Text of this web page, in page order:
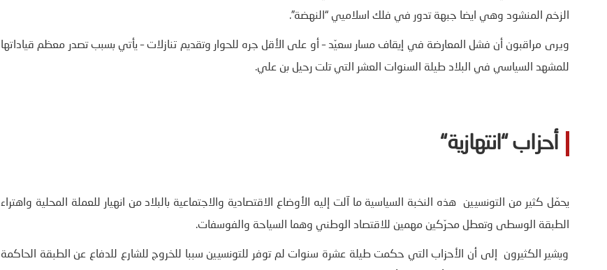
الزخم المنشود وهي ايضا جبهة تدور في فلك اسلاميي “النهضة”.
ويرى مراقبون أن فشل المعارضة في إيقاف مسار سعيّد – أو على الأقل جره للحوار وتقديم تنازلات – يأتي بسبب تصدر معظم قياداتها
للمشهد السياسي في البلاد طيلة السنوات العشر التي تلت رحيل بن علي.
أحزاب “انتهازية“
يحمّل كثير من التونسيين هذه النخبة السياسية ما آلت إليه الأوضاع الاقتصادية والاجتماعية بالبلاد من انهيار للعملة المحلية واهتراء
الطبقة الوسطى وتعطل محرّكين مهمين للاقتصاد الوطني وهما السياحة والفوسفات.
ويشير الكثيرون إلى أن الأحزاب التي حكمت طيلة عشرة سنوات لم توفر للتونسيين سببا للخروج للشارع للدفاع عن الطبقة الحاكمة